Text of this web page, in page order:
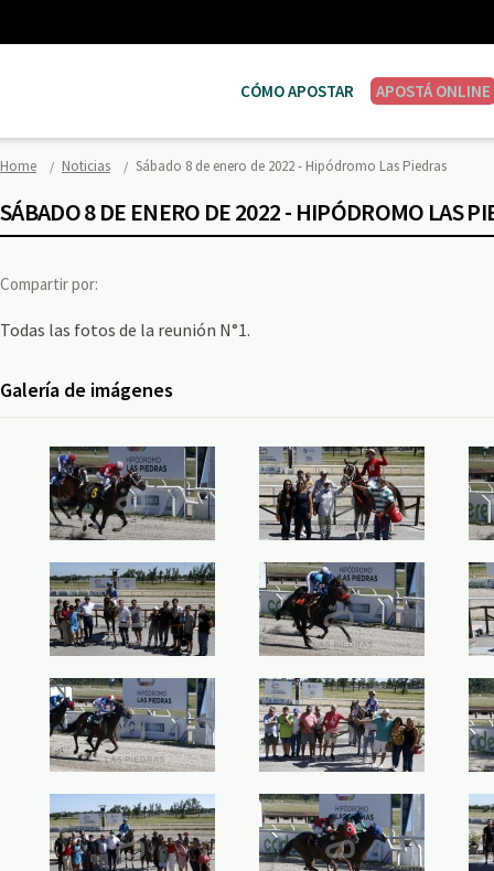
CÓMO APOSTAR APOSTÁ ONLINE
Home Noticias Sábado 8 de enero de 2022 - Hipódromo Las Piedras
SÁBADO 8 DE ENERO DE 2022 - HIPÓDROMO LAS
Compartir por:
Todas las fotos de la reunión N°1.
Galería de imágenes